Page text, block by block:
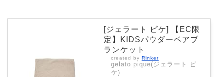
[ジェラート ピケ] 【EC限
定】KIDSパウダーベアブ
ランケット
created by Rinker
gelato pique(ジェラート ピ
ケ)